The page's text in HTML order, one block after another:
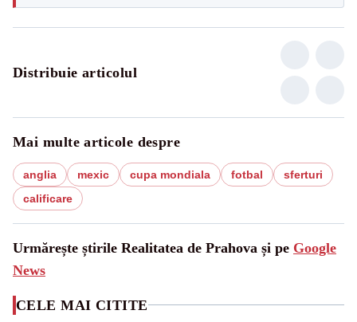
Distribuie articolul
Mai multe articole despre
anglia mexic cupa mondiala fotbal
sferturi
calificare
Urmărește știrile Realitatea de Prahova și pe Google
News
CELE MAI CITITE